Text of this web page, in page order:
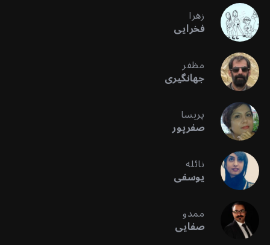
زهرا
فخرایی
مظفر
جهانگیری
پریسا
صفرپور
نائله
یوسفی
ممدو
صفایی